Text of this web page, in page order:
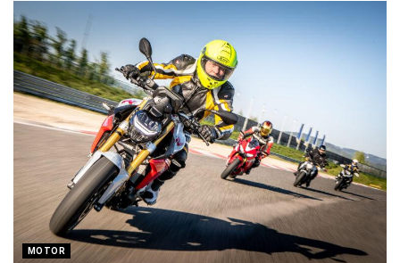
MOTOR